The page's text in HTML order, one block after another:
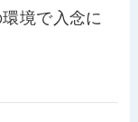
境で入念に